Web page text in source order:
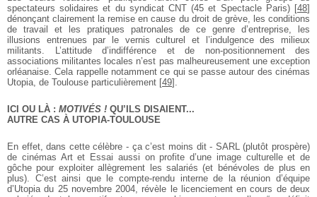
spectateurs solidaires et du syndicat CNT (45 et Spectacle Paris)[48]
dénonçant clairement la remise en cause du droit de grève, les conditions
de travail et les pratiques patronales de ce genre d’entreprise, les
illusions entrenues par le vernis culturel et l’indulgence des milieux
militants. L’attitude d’indifférence et de non-positionnement des
associations militantes locales n’est pas malheureusement une exception
orléanaise. Cela rappelle notamment ce qui se passe autour des cinémas
Utopia, de Toulouse particulièrement [49] .
ICI OU LÀ : MOTIVÉS ! QU’ILS DISAIENT...
AUTRE CAS À UTOPIA-TOULOUSE
En effet, dans cette célèbre - ça c’est moins dit - SARL (plutôt prospère)
de cinémas Art et Essai aussi on profite d’une image culturelle et de
gôche pour exploiter allègrement les salariés (et bénévoles de plus en
plus). C’est ainsi que le compte-rendu interne de la réunion d’équipe
d’Utopia du 25 novembre 2004, révèle le licenciement en cours de deux